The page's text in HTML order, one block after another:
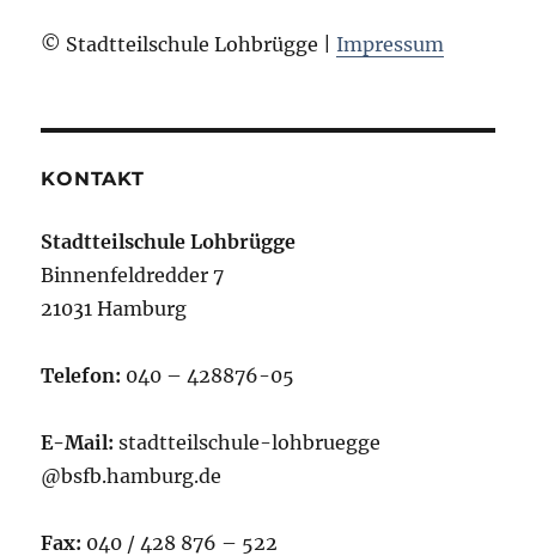
© Stadtteilschule Lohbrügge |Impressum
KONTAKT
Stadtteilschule Lohbrügge
Binnenfeldredder 7
21031 Hamburg
Telefon: 040 – 428876-05
E-Mail: stadtteilschule-lohbruegge
@bsfb.hamburg.de
Fax: 040 / 428 876 – 522